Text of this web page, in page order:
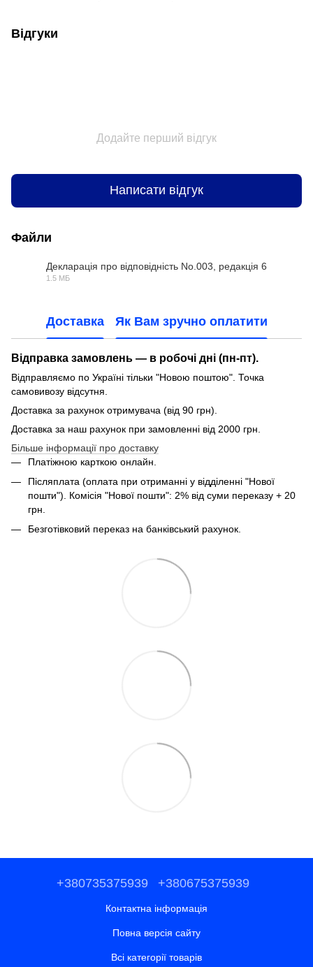
Відгуки
Додайте перший відгук
Написати відгук
Файли
Декларація про відповідність No.003, редакція 6
1.5 МБ
Доставка Як Вам зручно оплатити
Відправка замовлень — в робочі дні (пн-пт).
Відправляємо по Україні тільки "Новою поштою". Точка
самовивозу відсутня.
Доставка за рахунок отримувача (від 90 грн).
Доставка за наш рахунок при замовленні від 2000 грн.
Більше інформації про доставку
Платіжною карткою онлайн.
Післяплата (оплата при отриманні у відділенні "Нової
пошти"). Комісія "Нової пошти": 2% від суми переказу + 20
грн.
Безготівковий переказ на банківський рахунок.
+380735375939 +380675375939
Контактна інформація
Повна версія сайту
Всі категорії товарів